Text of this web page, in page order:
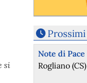
si
Note di Pace
Rogliano (CS)